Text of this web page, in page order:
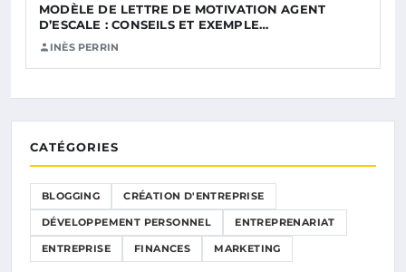
MODÈLE DE LETTRE DE MOTIVATION AGENT
D’ESCALE : CONSEILS ET EXEMPLE…
INÈS PERRIN
CATÉGORIES
BLOGGING CRÉATION D'ENTREPRISE
DÉVELOPPEMENT PERSONNEL ENTREPRENARIAT
ENTREPRISE FINANCES MARKETING